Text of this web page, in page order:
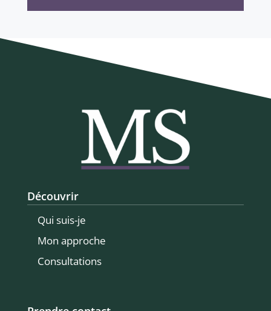
Découvrir
Qui suis-je
Mon approche
Consultations